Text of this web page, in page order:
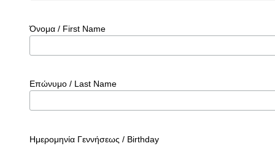
Όνομα / First Name
Επώνυμο / Last Name
Ημερομηνία Γεννήσεως / Birthday